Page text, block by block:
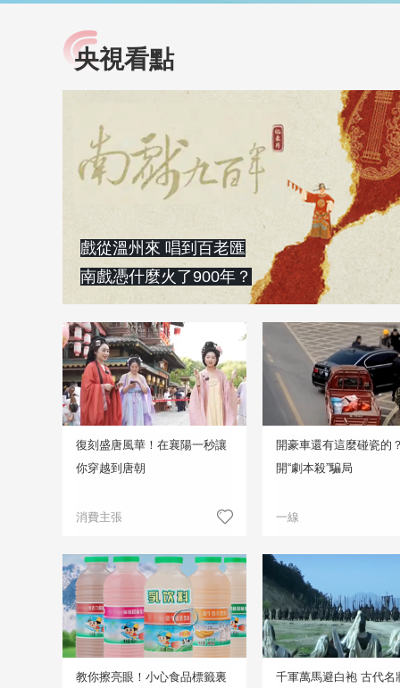
小央視頻
央視網原創視頻子品牌，
角，有趣、有料、有故事
的方式解讀時代。
提高全民健康素養水
助力“健康中國2030”
略。央視網《全民健
康》，向所有人分享
知識！
央視看點
戲從溫州來 唱到百老匯
南戲憑什麼火了900年？
復刻盛唐風華！在襄陽一秒讓
你穿越到唐朝
消費主張
開豪車還有這麼碰瓷的
開“劇本殺”騙局
一線
教你擦亮眼！小心食品標籤裏
千軍萬馬避白袍 古代名